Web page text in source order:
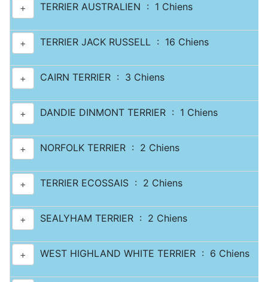
+ TERRIER AUSTRALIEN : 1 Chiens
+ TERRIER JACK RUSSELL : 16 Chiens
+ CAIRN TERRIER : 3 Chiens
+ DANDIE DINMONT TERRIER : 1 Chiens
+ NORFOLK TERRIER : 2 Chiens
+ TERRIER ECOSSAIS : 2 Chiens
+ SEALYHAM TERRIER : 2 Chiens
+ WEST HIGHLAND WHITE TERRIER : 6 Chiens